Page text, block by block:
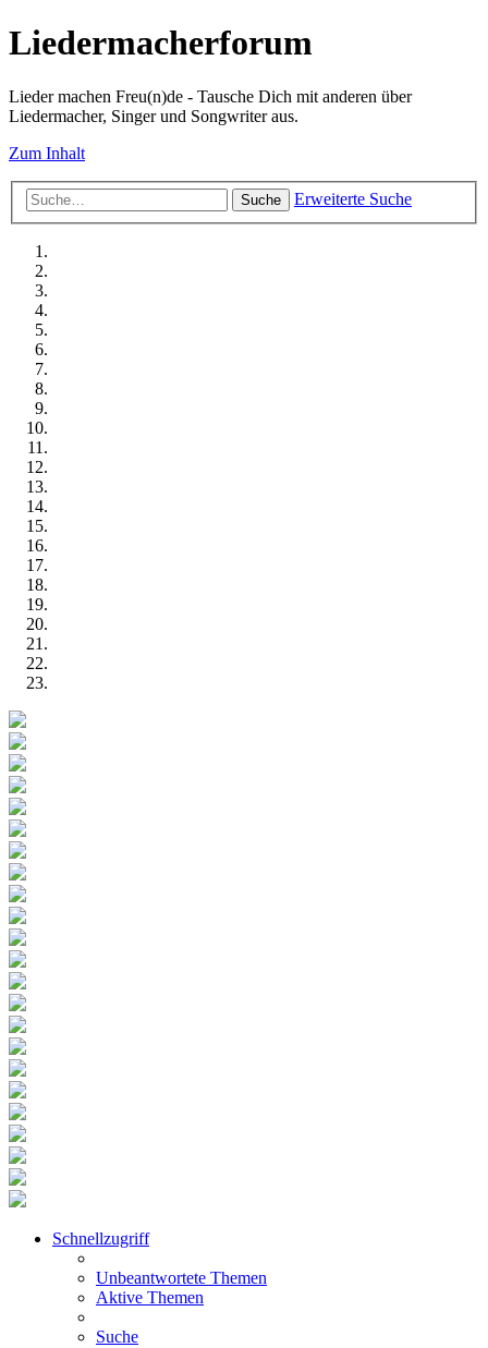
Liedermacherforum
Lieder machen Freu(n)de - Tausche Dich mit anderen über
Liedermacher, Singer und Songwriter aus.
Zum Inhalt
Suche Erweiterte Suche
Schnellzugriff
Unbeantwortete Themen
Aktive Themen
Suche